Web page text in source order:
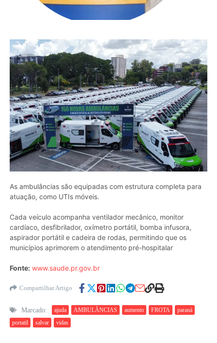
As ambulâncias são equipadas com estrutura completa para
atuação, como UTIs móveis.
Cada veículo acompanha ventilador mecânico, monitor
cardíaco, desfibrilador, oxímetro portátil, bomba infusora,
aspirador portátil e cadeira de rodas, permitindo que os
municípios aprimorem o atendimento pré-hospitalar
Fonte: www.saude.pr.gov.br
Compartilhar Artigo
Marcado: ajuda AMBULÂNCIAS aumento FROTA
paraná
portatil
salvar vidas